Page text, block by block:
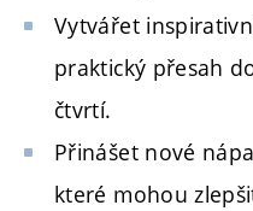
Vytvářet
praktický přesah
čtvrtí.
Přinášet nové
které mohou